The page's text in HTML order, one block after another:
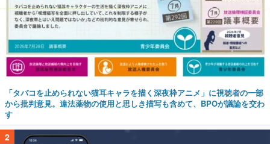
「タバコを止められない猫耳キャラを描く深夜枠アニメ」に視聴者の一部
から批判意見。違法薬物の使用と思しき描写も含めて、BPOが議論を交わ
す
2